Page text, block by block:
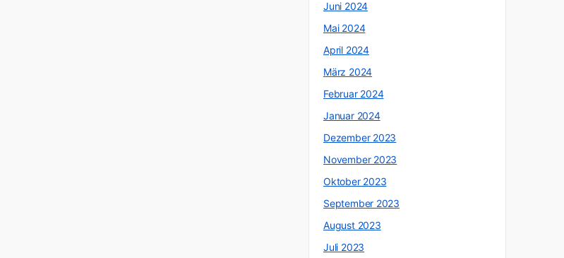
Juni 2024
Mai 2024
April 2024
März 2024
Februar 2024
Januar 2024
Dezember 2023
November 2023
Oktober 2023
September 2023
August 2023
Juli 2023